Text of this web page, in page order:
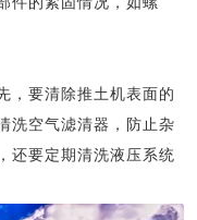
，要清除推土机表面的
洗空气滤清器，防止杂
还要定期清洗液压系统